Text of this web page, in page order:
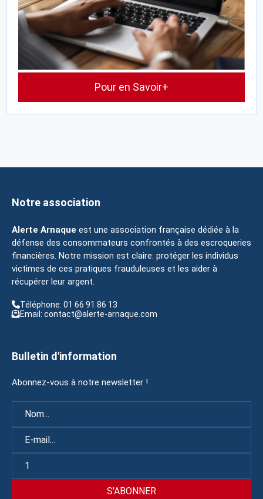
Pour en Savoir+
Notre association
Alerte Arnaque est une association française dédiée à la
défense des consommateurs confrontés à des escroqueries
financières. Notre mission est claire: protéger les individus
victimes de ces pratiques frauduleuses et les aider à
récupérer leur argent.
Téléphone: 01 66 91 86 13
Email: contact@alerte-arnaque.com
Bulletin d'information
Abonnez-vous à notre newsletter !